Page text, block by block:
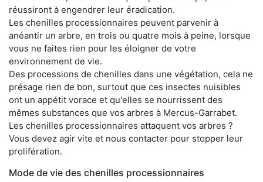
réussiront à engendrer leur éradication.
Les chenilles processionnaires peuvent parvenir à
anéantir un arbre, en trois ou quatre mois à peine, lorsque
vous ne faites rien pour les éloigner de votre
environnement de vie.
Des processions de chenilles dans une végétation, cela ne
présage rien de bon, surtout que ces insectes nuisibles
ont un appétit vorace et qu'elles se nourrissent des
mêmes substances que vos arbres à Mercus-Garrabet.
Les chenilles processionnaires attaquent vos arbres ?
Vous devez agir vite et nous contacter pour stopper leur
prolifération.
Mode de vie des chenilles processionnaires